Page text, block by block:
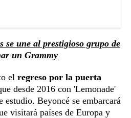
se une al prestigioso grupo de
un Grammy
el regreso por la puerta
desde 2016 con 'Lemonade'
estudio. Beyoncé se embarcará
visitará países de Europa y